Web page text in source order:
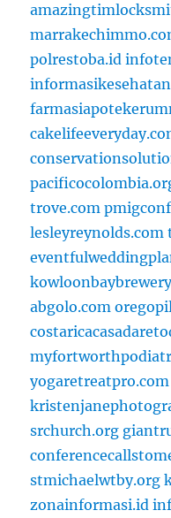
polrestoba.id
trove.com
lesleyreynolds.com
abgolo.com
yogaretreatpro.com
srchurch.org
stmichaelwtby.org
zonainformasi.id